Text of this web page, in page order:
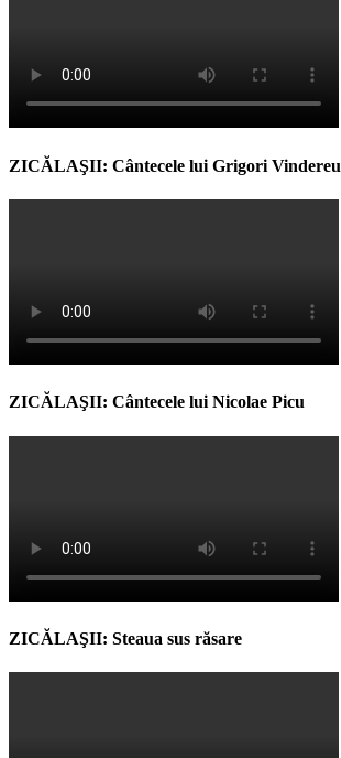
ZICĂLAŞII: Cântecele lui Grigori Vindereu
ZICĂLAŞII: Cântecele lui Nicolae Picu
ZICĂLAŞII: Steaua sus răsare